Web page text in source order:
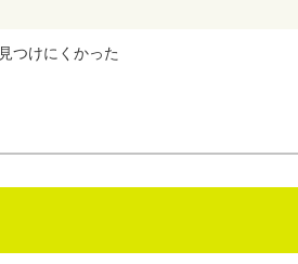
見つけにくかった